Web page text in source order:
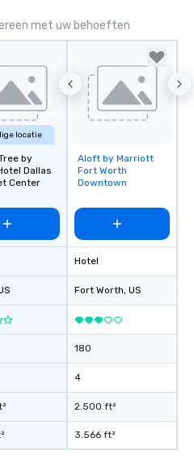
met uw behoeften
locatie
by
Dallas
Center
Removed from
favorites
Aloft by Marriott
Fort Worth
Downtown
Hotel
Fort Worth, US
180
4
2.500 ft²
3.566 ft²